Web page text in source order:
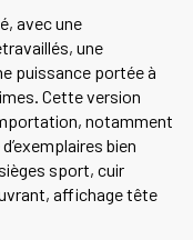
avec une
une
puissance portée à
Cette version
notamment
bien
sport, cuir
affichage tête